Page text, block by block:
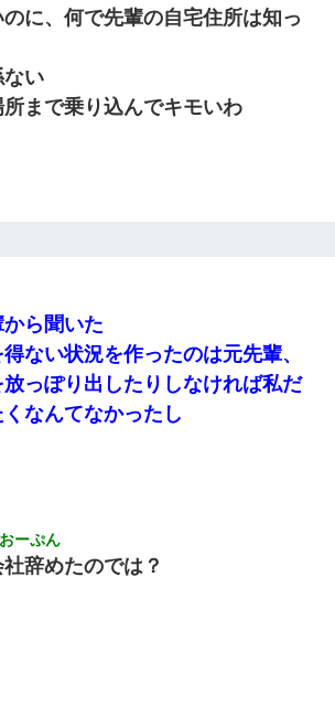
たら変質者扱いされた。母親「あっち行っ
ｼｯｼｯ」→ 後日、俺を見つけた母親がすっ飛
とはいえ、私が本来の妻。許可なく結婚す
してるの？離婚届を記入して持って来い」
り・・・
親族「ブスのくせにドレスなんか着ちゃっ
いわよね～（大声」新郎両親「！！！（土
者「お酒飲みなって」私「未成年なので無
ードの連発で、耐えきれず店員に5千円を渡
して下さい」その後、録音内容を父に聞か
い！」→結果ｗｗｗｗｗ
に、何で先輩の自宅住所は知っ
ない
まで乗り込んでキモいわ
ら聞いた
ない状況を作ったのは元先輩、
っぽり出したりしなければ私だ
なんてなかったし
ーぷん
辞めたのでは？